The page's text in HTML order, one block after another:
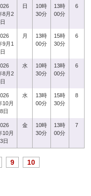
8月2
日
10時
30分
13時
00分
6
9月1
月
13時
00分
15時
30分
6
8月2
水
10時
30分
13時
00分
6
10月
日
水
13時
00分
15時
30分
8
10月
日
金
10時
30分
13時
00分
7
9 10